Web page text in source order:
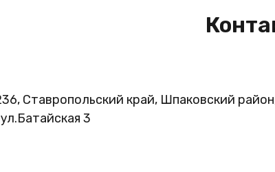
Ставропольский край, Шпаковский
3